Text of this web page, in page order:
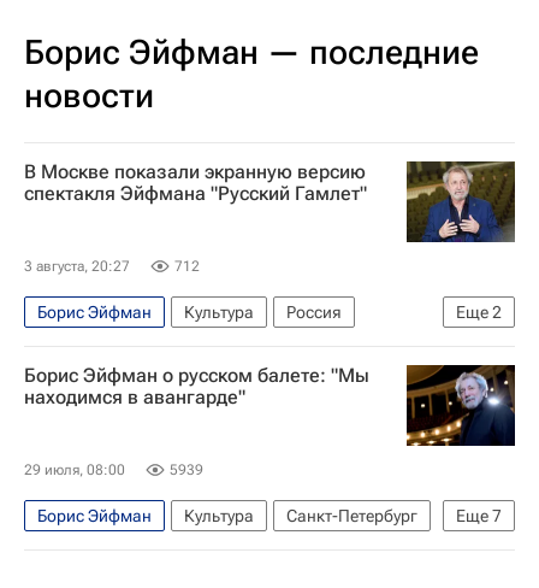
Борис Эйфман — последние
новости
В Москве показали экранную версию
спектакля Эйфмана "Русский Гамлет"
3 августа, 20:27 712
Еще2
Борис Эйфман Культура
Россия
Санкт-Петербург
Москва
Борис Эйфман о русском балете: "Мы
находимся в авангарде"
29 июля, 08:00 5939
Еще7
Борис Эйфман Культура
Санкт-Петербург
Россия
Театр Балет
юбилей